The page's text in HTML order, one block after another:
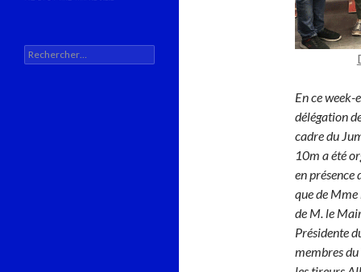
En ce
délégation
cadre du
10m a été
en
que de Mme
de M. le
Présidente
membres
Rechercher :